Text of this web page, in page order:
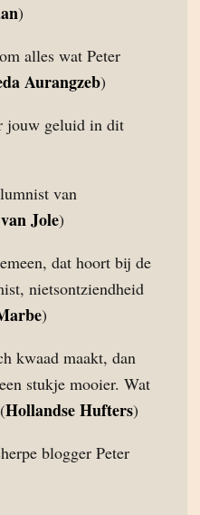
)
alles wat Peter
Aurangzeb)
jouw geluid in dit
van
Jole)
dat hoort bij de
nietsontziendheid
)
kwaad maakt, dan
stukje mooier. Wat
Hollandse Hufters)
blogger Peter